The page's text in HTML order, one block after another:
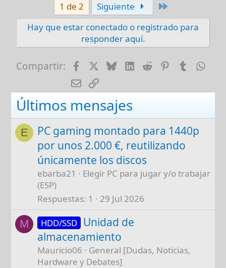
1 de 2 Siguiente
Hay que estar conectado o registrado para
responder aquí.
Compartir: FacebookBlueskyLinkedIn
RedditPinterest
Tumblr
E-mailEnlace
Últimos mensajes
E
PC gaming montado para 1440p
por unos 2.000 €, reutilizando
únicamente los discos
ebarba21
Elegir PC para jugar y/o trabajar
(ESP)
Respuestas 1 29 Jul 2026
M HDD/SSD Unidad de
almacenamiento
Mauricio06
General [Dudas, Noticias,
Hardware y Debates]